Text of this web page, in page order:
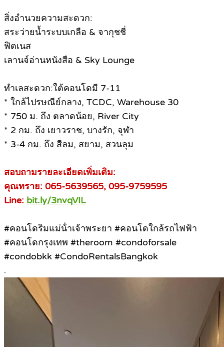
สิ่งอำนวยความสะดวก:
สระว่ายน้ำระบบเกลือ & จากุชชี่
ฟิตเนส
เลานจ์อ่านหนังสือ & Sky Lounge
ทำเลสะดวก:ใต้คอนโดมี 7-11
* ใกล้ไปรษณีย์กลาง, TCDC, Warehouse 30
* 750 ม. ถึง ตลาดน้อย, River City
* 2 กม. ถึง เยาวราช, บางรัก, จุฬา
* 3-4 กม. ถึง สีลม, สยาม, สวนลุม
สอบถามรายละเอียดเพิ่มเติม:
คุณทราย: 065-5639565, 095-9759595
Line: bit.ly/3nvqVIL
#คอนโดริมแม่น้ําเจ้าพระยา #คอนโดใกล้รถไฟฟ้า
#คอนโดกรุงเทพ #theroom #condoforsale
#condobkk #CondoRentalsBangkok
.